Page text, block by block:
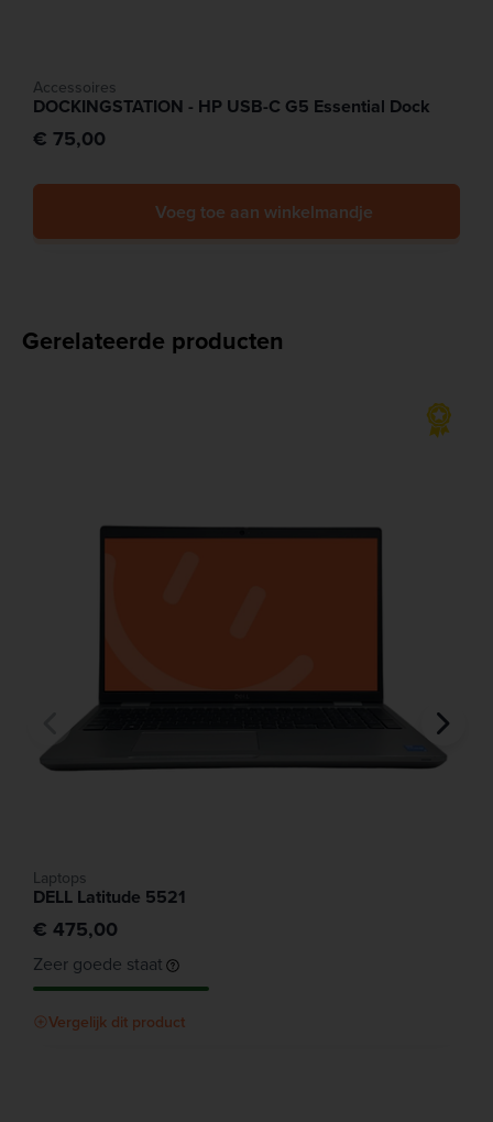
Accessoires
DOCKINGSTATION - HP USB-C G5 Essential Dock
€ 75,00
Voeg toe aan winkelmandje
Gerelateerde producten
Laptops
DELL Latitude 5521
€ 475,00
Zeer goede staat
Vergelijk dit product